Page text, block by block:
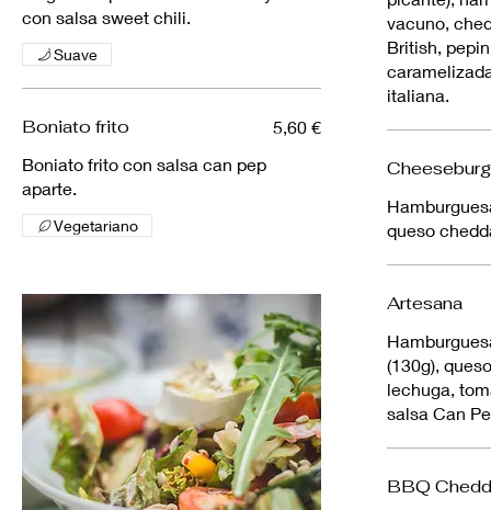
con salsa sweet chili.
Suave
Boniato frito
Boniato frito con salsa can pep
aparte.
5,60 €
Vegetariano
vacuno,
British,
italiana.
queso
Artesana
(130g),
lechuga,
salsa Can
BBQ